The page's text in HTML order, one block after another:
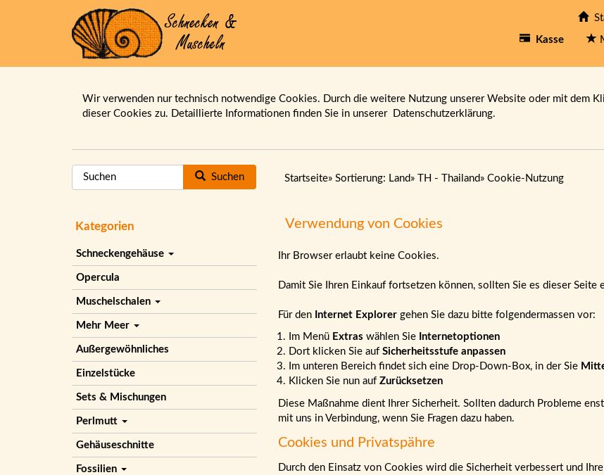
Kasse
Wir verwenden nur technisch notwendige Cookies. Durch die weitere Nutzung unserer Website oder mit dem
dieser Cookies zu. Detaillierte Informationen finden Sie in unserer Datenschutzerklärung.
Suchen
Kategorien
Schneckengehäuse
Opercula
Muschelschalen
Mehr Meer
Außergewöhnliches
Einzelstücke
Sets & Mischungen
Perlmutt
Gehäuseschnitte
Fossilien
Startseite» Sortierung: Land» TH - Thailand» Cookie-Nutzung
Verwendung von Cookies
Ihr Browser erlaubt keine Cookies.
Damit Sie Ihren Einkauf fortsetzen können, sollten Sie es dieser Seite
Für den Internet Explorergehen Sie dazu bitte folgendermassen vor:
Im Menü Extras wählen Sie Internetoptionen
Dort klicken Sie auf Sicherheitsstufe anpassen
Im unteren Bereich findet sich eine Drop-Down-Box, in der Sie
Klicken Sie nun auf Zurücksetzen
Diese Maßnahme dient Ihrer Sicherheit. Sollten dadurch Probleme
mit uns in Verbindung, wenn Sie Fragen dazu haben.
Cookies und Privatspähre
Durch den Einsatz von Cookies wird die Sicherheit verbessert und